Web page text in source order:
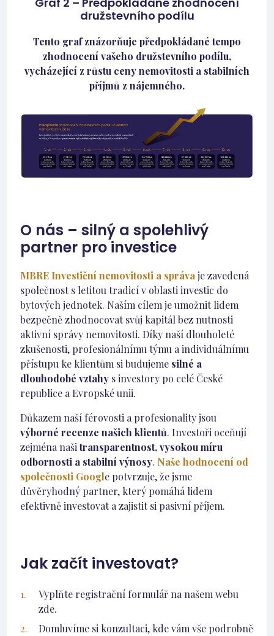
družstevního podílu
Tento graf znázorňuje předpokládané tempo
zhodnocení vašeho družstevního podílu,
vycházející z růstu ceny nemovitosti a stabilních
příjmů z nájemného.
O nás – silný a spolehlivý
partner pro investice
MBRE Investiční nemovitosti a správaje zavedená
společnost s letitou tradicí v oblasti investic do
bytových jednotek. Naším cílem je umožnit lidem
bezpečně zhodnocovat svůj kapitál bez nutnosti
aktivní správy nemovitosti. Díky naší dlouholeté
zkušenosti, profesionálnímu týmu a individuálnímu
přístupu ke klientům si budujeme silné a
dlouhodobé vztahy s investory po celé České
republice a Evropské unii.
Důkazem naší férovosti a profesionality jsou
výborné recenze našich klientů. Investoři oceňují
zejména našitransparentnost, vysokou míru
odbornosti a stabilní výnosy. Naše hodnocení od
společnosti Google potvrzuje, že jsme
důvěryhodný partner, který pomáhá lidem
efektivně investovat a zajistit si pasivní příjem.
Jak začít investovat?
Vyplňte registrační formulář na našem webu
zde.
Domluvíme si konzultaci, kde vám vše podrobně